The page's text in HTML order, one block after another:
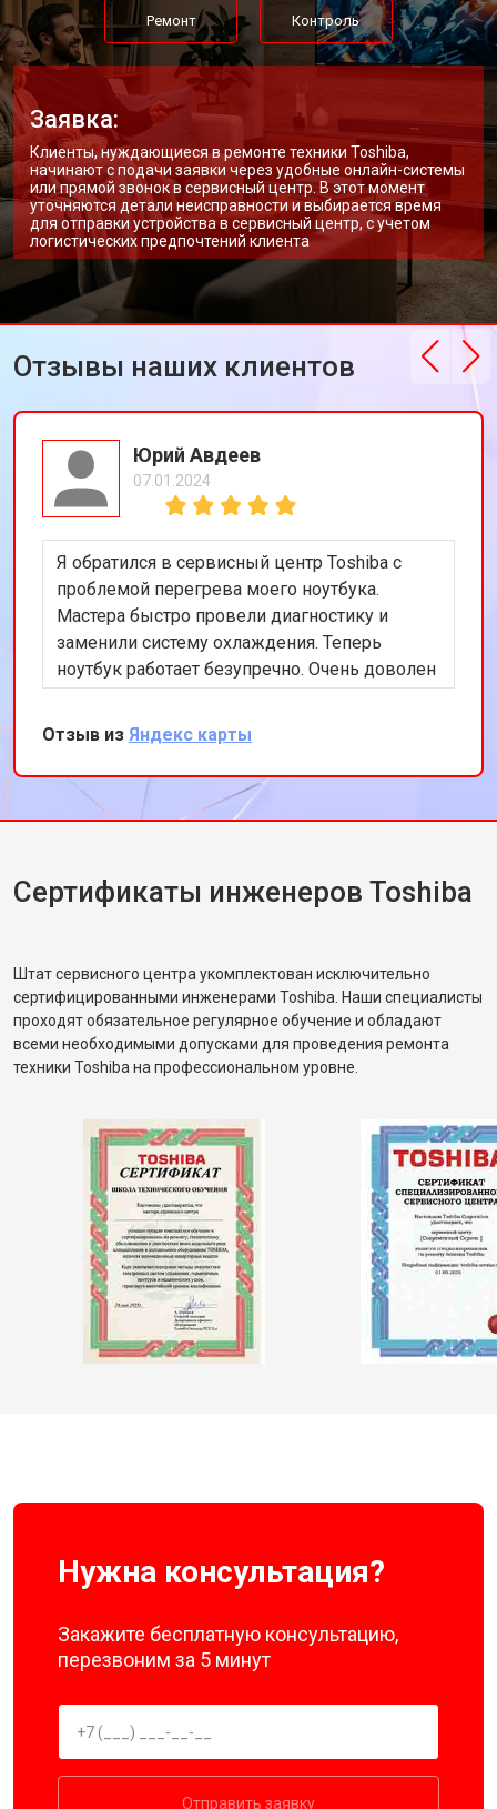
Ремонт Контроль
Заявка:
Клиенты, нуждающиеся в ремонте техники Toshiba,
начинают с подачи заявки через удобные онлайн-системы
или прямой звонок в сервисный центр. В этот момент
уточняются детали неисправности и выбирается время
для отправки устройства в сервисный центр, с учетом
логистических предпочтений клиента
Отзывы наших клиентов
Юрий Авдеев
07.01.2024
Я обратился в сервисный центр Toshiba с
проблемой перегрева моего ноутбука.
Мастера быстро провели диагностику и
заменили систему охлаждения. Теперь
ноутбук работает безупречно. Очень доволен
качеством обслуживания и
профессионализмом команды.
Отзыв из Яндекс карты
Сертификаты инженеров Toshiba
Штат сервисного центра укомплектован исключительно
сертифицированными инженерами Toshiba. Наши специалисты
проходят обязательное регулярное обучение и обладают
всеми необходимыми допусками для проведения ремонта
техники Toshiba на профессиональном уровне.
Нужна консультация?
Закажите бесплатную консультацию,
перезвоним за 5 минут
Отправить заявку